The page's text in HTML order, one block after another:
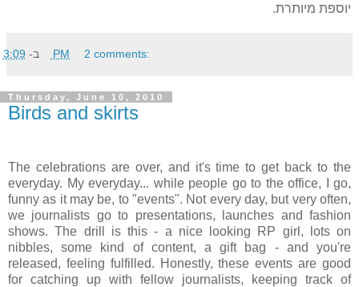
יוספת מיותרת.
ב- 3:09 PM 2 comments:
Thursday, June 10, 2010
Birds and skirts
The celebrations are over, and it's time to get back to the
everyday. My everyday... while people go to the office, I go,
funny as it may be, to "events". Not every day, but very often,
we journalists go to presentations, launches and fashion
shows. The drill is this - a nice looking RP girl, lots on
nibbles, some kind of content, a gift bag - and you're
released, feeling fulfilled. Honestly, these events are good
for catching up with fellow journalists, keeping track of